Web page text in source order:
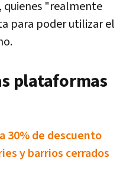
quienes "realmente
para poder utilizar el
plataformas
30% de descuento
y barrios cerrados